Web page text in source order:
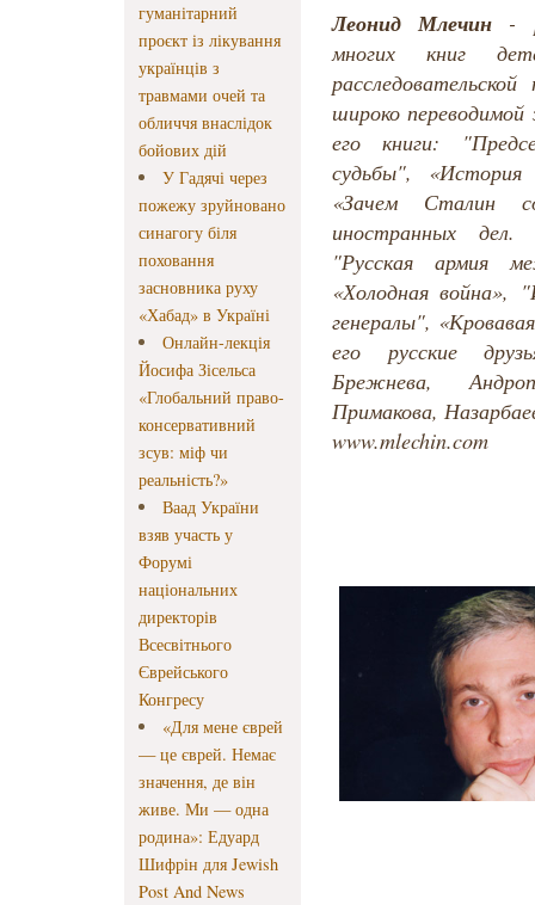
гуманітарний
проєкт із лікування
українців з
травмами очей та
обличчя внаслідок
бойових дій
У Гадячі через
пожежу зруйновано
синагогу біля
поховання
засновника руху
«Хабад» в Україні
Онлайн-лекція
Йосифа Зісельса
«Глобальний право-
консервативний
зсув: міф чи
реальність?»
Ваад України
взяв участь у
Форумі
національних
директорів
Всесвітнього
Єврейського
Конгресу
«Для мене єврей
— це єврей. Немає
значення, де він
живе. Ми — одна
родина»: Едуард
Шифрін для Jewish
Post And News
Леонид Млечин -
многих книг
широко
его книги:
судьбы", «История
«Зачем Сталин
иностранных дел.
"Русская армия
«Холодная
генералы",
его русские
Брежнева,
Примакова,
www.mlechin.com